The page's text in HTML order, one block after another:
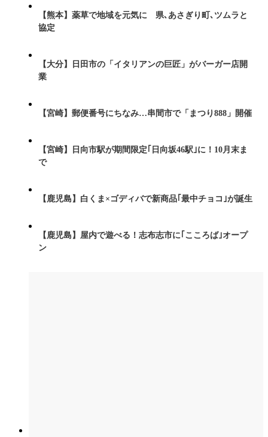
【熊本】薬草で地域を元気に 県､あさぎり町､ツムラと
協定
【大分】日田市の「イタリアンの巨匠」がバーガー店開
業
【宮崎】郵便番号にちなみ…串間市で「まつり888」開催
【宮崎】日向市駅が期間限定｢日向坂46駅｣に！10月末ま
で
【鹿児島】白くま×ゴディバで新商品｢最中チョコ｣が誕生
【鹿児島】屋内で遊べる！志布志市に｢こころば｣オープ
ン